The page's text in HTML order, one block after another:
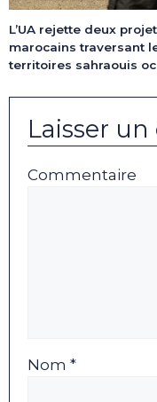
L’UA rejette deux
marocains traversant
territoires sahraouis
Laisser
Commentaire
Nom *